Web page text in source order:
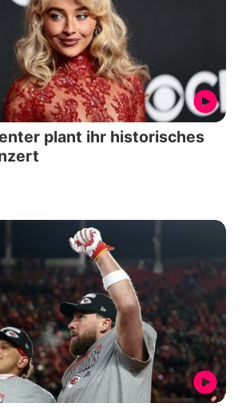
plant ihr historisches